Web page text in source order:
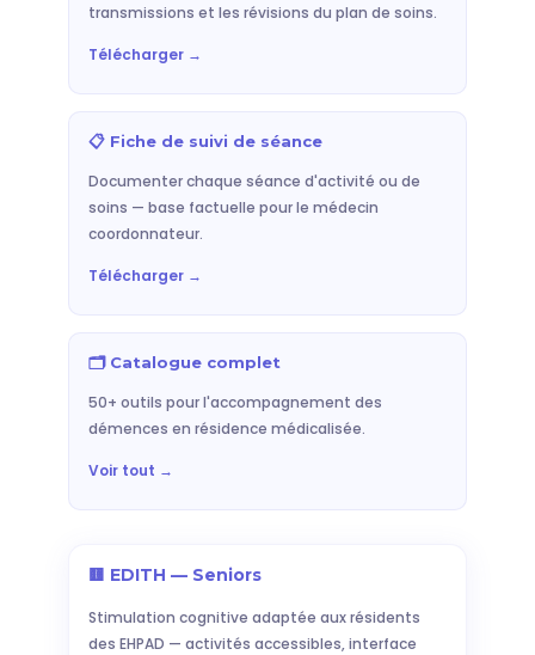
transmissions et les révisions du plan de soins.
Télécharger →
📋 Fiche de suivi de séance
Documenter chaque séance d'activité ou de
soins — base factuelle pour le médecin
coordonnateur.
Télécharger →
🗂️ Catalogue complet
50+ outils pour l'accompagnement des
démences en résidence médicalisée.
Voir tout →
🟨 EDITH — Seniors
Stimulation cognitive adaptée aux résidents
des EHPAD — activités accessibles, interface